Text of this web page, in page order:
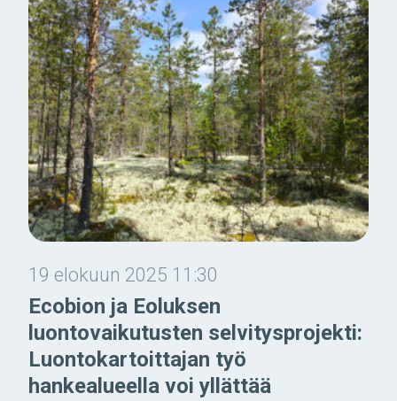
19 elokuun 2025 11:30
Ecobion ja Eoluksen
luontovaikutusten selvitysprojekti:
Luontokartoittajan työ
hankealueella voi yllättää